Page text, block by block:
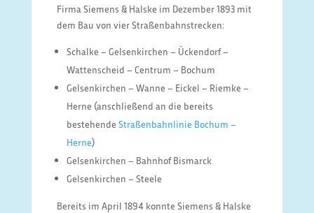
Firma Siemens & Halske im Dezember 1893 mit
dem Bau von vier Straßenbahnstrecken:
Schalke – Gelsenkirchen – Ückendorf –
Wattenscheid – Centrum – Bochum
Gelsenkirchen – Wanne – Eickel – Riemke –
Herne (anschließend an die bereits
bestehende Straßenbahnlinie Bochum –
Herne)
Gelsenkirchen – Bahnhof Bismarck
Gelsenkirchen – Steele
Bereits im April 1894 konnte Siemens & Halske